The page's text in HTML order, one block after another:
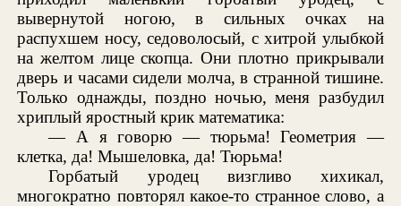
вывернутой ногою, в сильных очках на
распухшем носу, седоволосый, с хитрой улыбкой
на желтом лице скопца. Они плотно прикрывали
дверь и часами сидели молча, в странной тишине.
Только однажды, поздно ночью, меня разбудил
хриплый яростный крик математика:
— А я говорю — тюрьма! Геометрия —
клетка, да! Мышеловка, да! Тюрьма!
Горбатый уродец визгливо хихикал,
многократно повторял какое-то странное слово, а